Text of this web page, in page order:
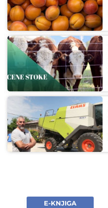
E-KNJIGA